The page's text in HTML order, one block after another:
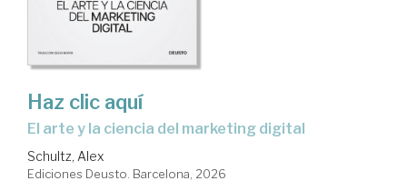
Haz clic aquí
El arte y la ciencia del marketing digital
Schultz, Alex
Ediciones Deusto. Barcelona, 2026